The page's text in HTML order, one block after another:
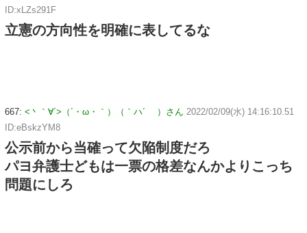
ID:xLZs291F
立憲の方向性を明確に表してるな
667: <丶｀∀´>（´・ω・｀）（｀ハ´ ）さん 2022/02/09(水) 14:16:10.51
ID:eBskzYM8
公示前から当確って欠陥制度だろ
パヨ弁護士どもは一票の格差なんかよりこっち
問題にしろ